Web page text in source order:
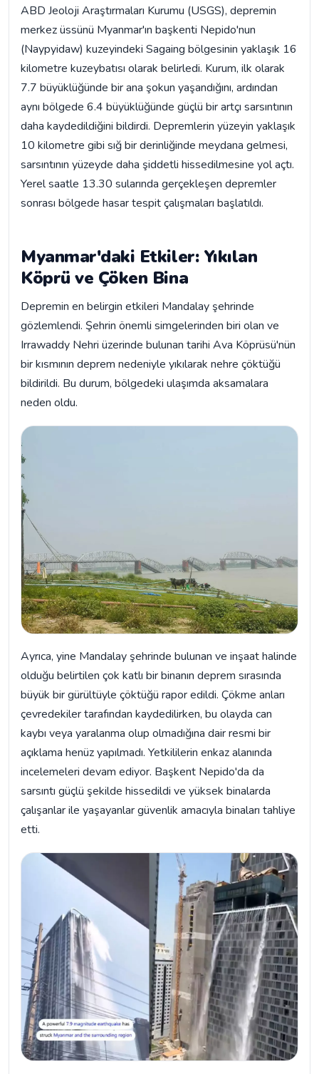
ABD Jeoloji Araştırmaları Kurumu (USGS), depremin
merkez üssünü Myanmar'ın başkenti Nepido'nun
(Naypyidaw) kuzeyindeki Sagaing bölgesinin yaklaşık 16
kilometre kuzeybatısı olarak belirledi. Kurum, ilk olarak
7.7 büyüklüğünde bir ana şokun yaşandığını, ardından
aynı bölgede 6.4 büyüklüğünde güçlü bir artçı sarsıntının
daha kaydedildiğini bildirdi. Depremlerin yüzeyin yaklaşık
10 kilometre gibi sığ bir derinliğinde meydana gelmesi,
sarsıntının yüzeyde daha şiddetli hissedilmesine yol açtı.
Yerel saatle 13.30 sularında gerçekleşen depremler
sonrası bölgede hasar tespit çalışmaları başlatıldı.
Myanmar'daki Etkiler: Yıkılan
Köprü ve Çöken Bina
Depremin en belirgin etkileri Mandalay şehrinde
gözlemlendi. Şehrin önemli simgelerinden biri olan ve
Irrawaddy Nehri üzerinde bulunan tarihi Ava Köprüsü'nün
bir kısmının deprem nedeniyle yıkılarak nehre çöktüğü
bildirildi. Bu durum, bölgedeki ulaşımda aksamalara
neden oldu.
Ayrıca, yine Mandalay şehrinde bulunan ve inşaat halinde
olduğu belirtilen çok katlı bir binanın deprem sırasında
büyük bir gürültüyle çöktüğü rapor edildi. Çökme anları
çevredekiler tarafından kaydedilirken, bu olayda can
kaybı veya yaralanma olup olmadığına dair resmi bir
açıklama henüz yapılmadı. Yetkililerin enkaz alanında
incelemeleri devam ediyor. Başkent Nepido'da da
sarsıntı güçlü şekilde hissedildi ve yüksek binalarda
çalışanlar ile yaşayanlar güvenlik amacıyla binaları tahliye
etti.